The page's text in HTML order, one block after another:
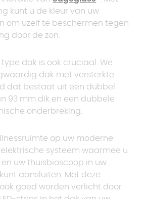
kunt u de kleur van uw
om uzelf te beschermen tegen
door de zon.
type dak is ook cruciaal. We
dak met versterkte
dat bestaat uit een dubbel
93 mm dik en een dubbele
onderbreking.
op uw moderne
systeem waarmee u
uw thuisbioscoop in uw
aansluiten. Met deze
goed worden verlicht door